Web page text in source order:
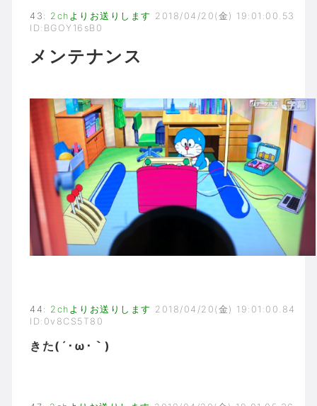
43 : 2chよりお送りします 2018/04/20(金) 19:01:00.53
ID:BGOY16sB0
メンテナンス
44 : 2chよりお送りします 2018/04/20(金) 19:01:00.84
ID:0v8CS5T80
きた(´･ω･｀)